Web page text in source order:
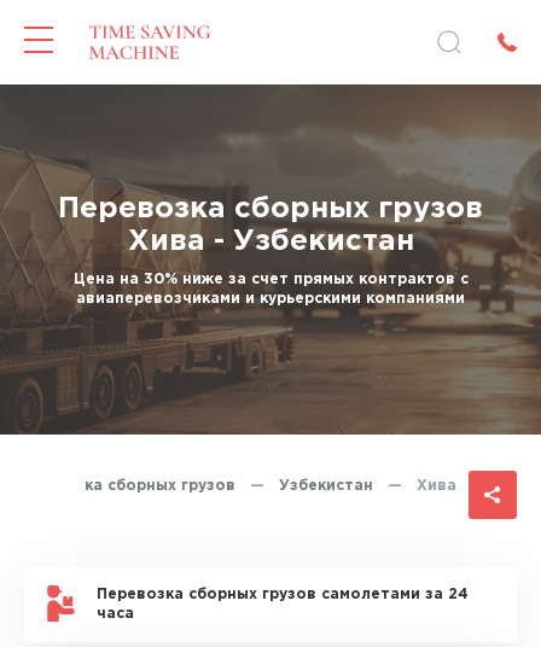
Перевозка сборных грузов
Хива - Узбекистан
Цена на 30% ниже за счет прямых контрактов с
авиаперевозчиками и курьерскими компаниями
Перевозка сборных грузов — Узбекистан — Хива
Перевозка сборных грузов самолетами за 24
часа